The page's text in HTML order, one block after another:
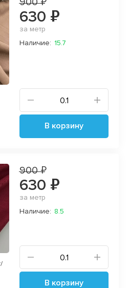
630 ₽
за метр
Наличие: 15.7
В корзину
900 ₽
630 ₽
за метр
Наличие: 8.5
В корзину